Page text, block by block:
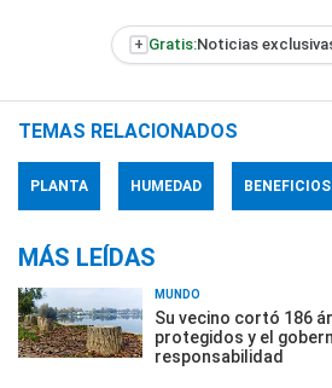
+ Gratis:Noticias
TEMAS RELACIONADOS
PLANTA HUMEDAD BENEFICIOS
MÁS LEÍDAS
MUNDO
Su vecino cortó 186
protegidos y el
responsabilidad